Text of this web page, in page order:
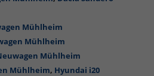
Mühlheim
Mühlheim
Mühlheim
Mühlheim, Hyundai i20